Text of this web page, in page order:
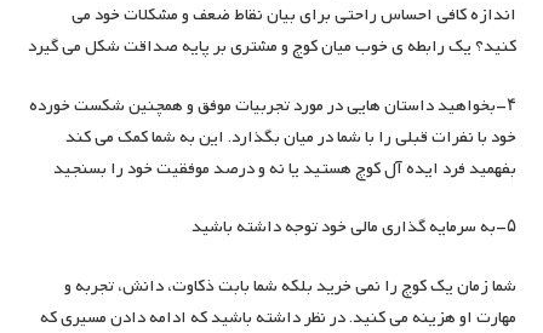
اندازه کافی احساس راحتی برای بیان نقاط ضعف و مشکلات خود می
کنید؟ یک رابطه ی خوب میان کوچ و مشتری بر پایه صداقت شکل می گیرد
۴-بخواهید داستان هایی در مورد تجربیات موفق و همچنین شکست خورده
خود با نفرات قبلی را با شما در میان بگذارد. این به شما کمک می کند
بفهمید فرد ایده آل کوچ هستید یا نه و درصد موفقیت خود را بسنجید
۵-به سرمایه گذاری مالی خود توجه داشته باشید
شما زمان یک کوچ را نمی خرید بلکه شما بابت ذکاوت، دانش، تجربه و
مهارت او هزینه می کنید. در نظر داشته باشید که ادامه دادن مسیری که